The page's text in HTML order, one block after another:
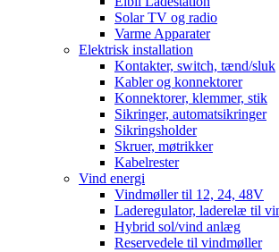
Solar TV og radio
Varme Apparater
Elektrisk installation
Kontakter, switch, tænd/sluk
Kabler og konnektorer
Konnektorer, klemmer, stik
Sikringer, automatsikringer
Sikringsholder
Skruer, møtrikker
Kabelrester
Vind energi
Vindmøller til 12, 24, 48V
Laderegulator, laderelæ til
Hybrid sol/vind anlæg
Reservedele til vindmøller